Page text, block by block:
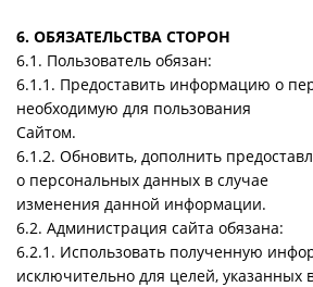
6. ОБЯЗАТЕЛЬСТВА СТОРОН
6.1. Пользователь обязан:
6.1.1. Предоставить информацию о
необходимую для пользования
Сайтом.
6.1.2. Обновить, дополнить
о персональных данных в случае
изменения данной информации.
6.2. Администрация сайта обязана:
6.2.1. Использовать полученную
исключительно для целей, указанных